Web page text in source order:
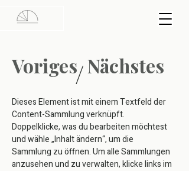
Voriges/Nächstes
Dieses Element ist mit einem Textfeld der
Content-Sammlung verknüpft.
Doppelklicke, was du bearbeiten möchtest
und wähle „Inhalt ändern“, um die
Sammlung zu öffnen. Um alle Sammlungen
anzusehen und zu verwalten, klicke links im